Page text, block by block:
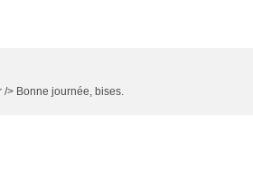
/> Bonne journée, bises.